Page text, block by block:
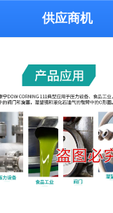
供应商机